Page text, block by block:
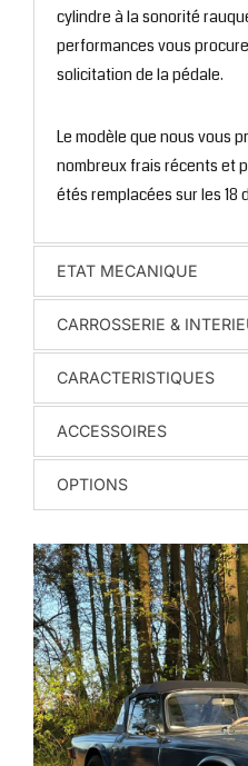
cylindre à la sonorité
performances vous
solicitation de la pédale.
Le modèle que nous vous
nombreux frais récents et
étés remplacées sur les 18
ETAT MECANIQUE
CARROSSERIE &
CARACTERISTIQUES
ACCESSOIRES
OPTIONS